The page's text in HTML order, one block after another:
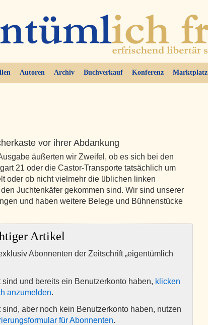
Autoren Archiv Buchverkauf Konferenz Marktplatz
vor ihrer Abdankung
äußerten wir Zweifel, ob es sich bei den
21 oder die Castor-Transporte tatsächlich um
oder ob nicht vielmehr die üblichen linken
Juchtenkäfer gekommen sind. Wir sind unserer
und haben weitere Belege und Bühnenstücke
Artikel
Abonnenten der Zeitschrift „eigentümlich
und bereits ein Benutzerkonto haben, klicken
anzumelden.
aber noch kein Benutzerkonto haben, nutzen
für Abonnenten.